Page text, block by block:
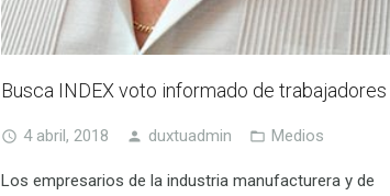
Busca INDEX voto informado de trabajadores
4 abril, 2018 duxtuadmin Medios
Los empresarios de la industria manufacturera y de